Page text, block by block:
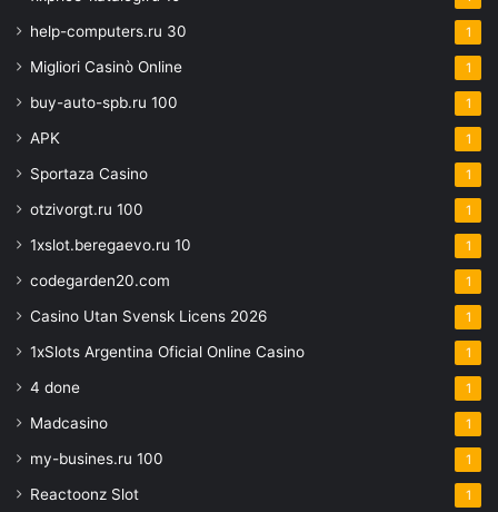
help-computers.ru 30 1
Migliori Casinò Online 1
buy-auto-spb.ru 100 1
APK 1
Sportaza Casino 1
otzivorgt.ru 100 1
1xslot.beregaevo.ru 10 1
codegarden20.com 1
Casino Utan Svensk Licens 2026 1
1xSlots Argentina Oficial Online Casino 1
4 done 1
Madcasino 1
my-busines.ru 100 1
Reactoonz Slot 1